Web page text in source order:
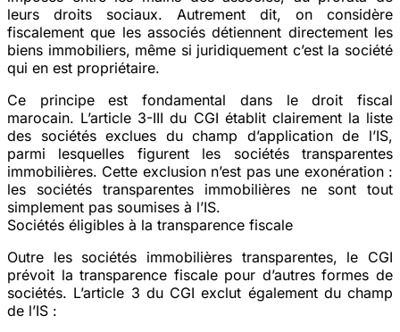
leurs droits sociaux. Autrement dit, on considère
fiscalement que les associés détiennent directement les
biens immobiliers, même si juridiquement c’est la société
qui en est propriétaire.
Ce principe est fondamental dans le droit fiscal
marocain. L’article 3-III du CGI établit clairement la liste
des sociétés exclues du champ d’application de l’IS,
parmi lesquelles figurent les sociétés transparentes
immobilières. Cette exclusion n’est pas une exonération :
les sociétés transparentes immobilières ne sont tout
simplement pas soumises à l’IS.
Sociétés éligibles à la transparence fiscale
Outre les sociétés immobilières transparentes, le CGI
prévoit la transparence fiscale pour d’autres formes de
sociétés. L’article 3 du CGI exclut également du champ
de l’IS :